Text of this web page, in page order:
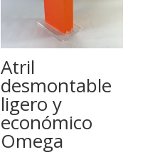
Atril
desmontable
ligero y
económico
Omega